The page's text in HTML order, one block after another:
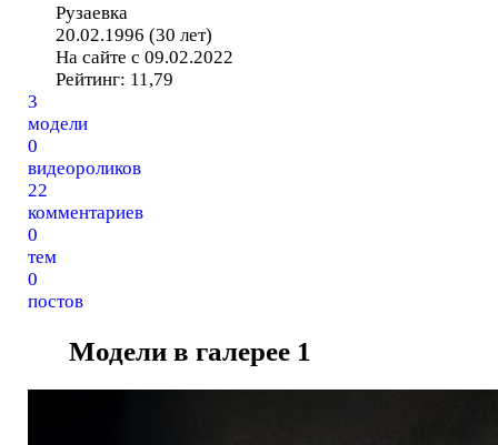
Рузаевка
20.02.1996 (30 лет)
На сайте с 09.02.2022
Рейтинг: 11,79
3
модели
0
видеороликов
22
комментариев
0
тем
0
постов
Модели в галерее 1